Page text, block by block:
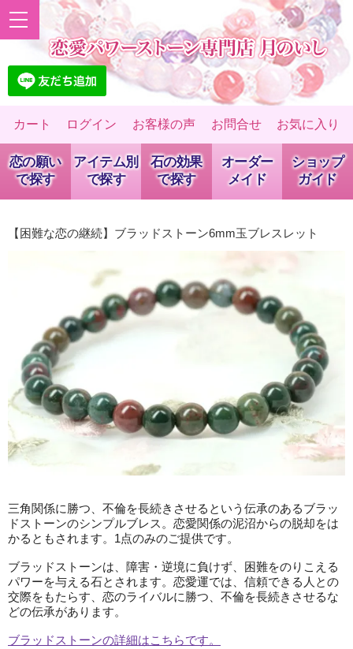
カート ログイン お客様の声 お問合せ お気に入り
恋の願い
で探す
アイテム別
で探す
石の効果
で探す
オーダー
メイド
ショップ
ガイド
【困難な恋の継続】ブラッドストーン6mm玉ブレスレット
三角関係に勝つ、不倫を長続きさせるという伝承のあるブラッ
ドストーンのシンプルブレス。恋愛関係の泥沼からの脱却をは
かるともされます。1点のみのご提供です。
ブラッドストーンは、障害・逆境に負けず、困難をのりこえる
パワーを与える石とされます。恋愛運では、信頼できる人との
交際をもたらす、恋のライバルに勝つ、不倫を長続きさせるな
どの伝承があります。
ブラッドストーンの詳細はこちらです。